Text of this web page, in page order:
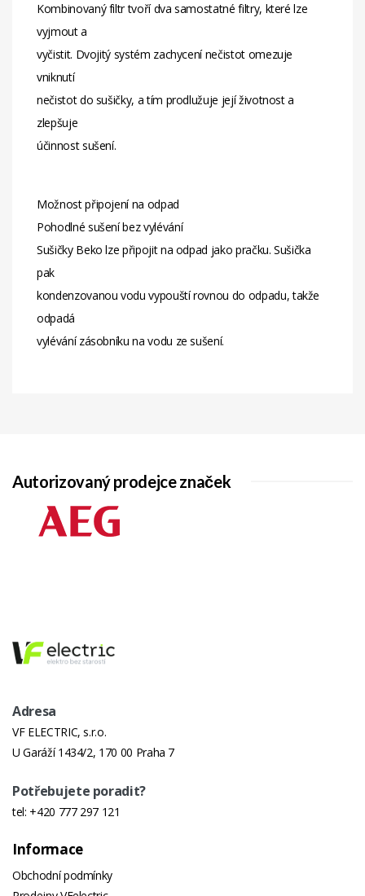
Kombinovaný filtr tvoří dva samostatné filtry, které lze
vyjmout a
vyčistit. Dvojitý systém zachycení nečistot omezuje
vniknutí
nečistot do sušičky, a tím prodlužuje její životnost a
zlepšuje
účinnost sušení.
Možnost připojení na odpad
Pohodlné sušení bez vylévání
Sušičky Beko lze připojit na odpad jako pračku. Sušička
pak
kondenzovanou vodu vypouští rovnou do odpadu, takže
odpadá
vylévání zásobníku na vodu ze sušení.
Autorizovaný prodejce značek
Adresa
VF ELECTRIC, s.r.o.
U Garáží 1434/2, 170 00 Praha 7
Potřebujete poradit?
tel: +420 777 297 121
Informace
Obchodní podmínky